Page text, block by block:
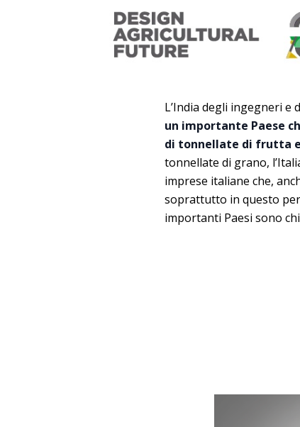
L’India degli ingegneri e
un importante Paese
di tonnellate di frutta
tonnellate di grano,
imprese italiane che,
soprattutto in questo
importanti Paesi sono